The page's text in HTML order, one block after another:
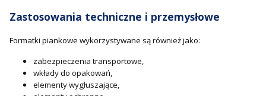
Zastosowania techniczne i przemysłowe
Formatki piankowe wykorzystywane są również jako:
zabezpieczenia transportowe,
wkłady do opakowań,
elementy wygłuszające,